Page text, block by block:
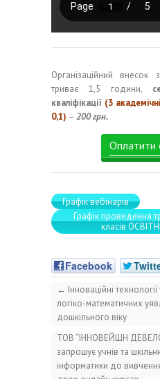
Організаційний
триває 1,5 години,
кваліфікації (3
0,1) – 200 грн.
Оплатити
Графік вебінарів
Графік проведення
класів
Facebook
← Інноваційні
логіко-математичних
дошкільного віку
ТОВ “ІННОВЕЙШН
запрошує учнів та
інформатики до